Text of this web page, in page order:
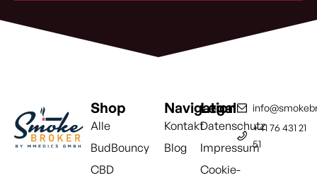
Shop
Alle
BudBouncy
CBD
Navigation
Kontakt
Blog
Legal
Datenschutz
Impressum
Cookie-
+41 76 431 21
51